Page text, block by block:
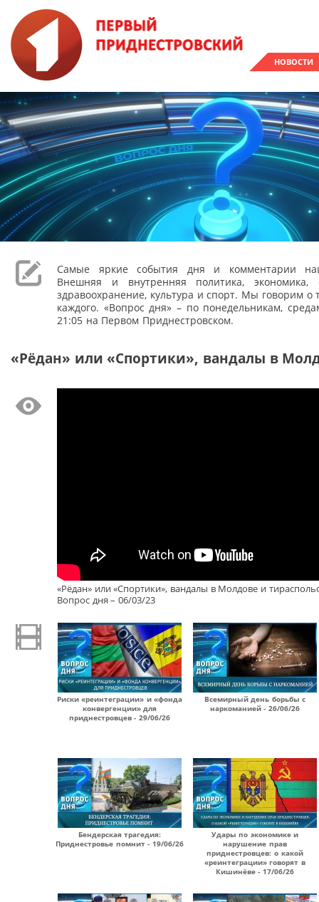
НОВОСТИ
Самые яркие события дня и комментарии
Внешняя и внутренняя политика, экономика,
здравоохранение, культура и спорт. Мы говорим о
каждого. «Вопрос дня» – по понедельникам,
21:05 на Первом Приднестровском.
«Рёдан» или «Спортики», вандалы в
«Рёдан» или «Спортики», вандалы в Молдове и
Вопрос дня – 06/03/23
Риски «реинтеграции» и «фонда
конвергенции» для
приднестровцев - 29/06/26
Всемирный день борьбы с
наркоманией - 26/06/26
Бендерская трагедия:
Приднестровье помнит - 19/06/26
Удары по экономике и
нарушение прав
приднестровцев: о какой
«реинтеграции» говорят в
Кишинёве - 17/06/26